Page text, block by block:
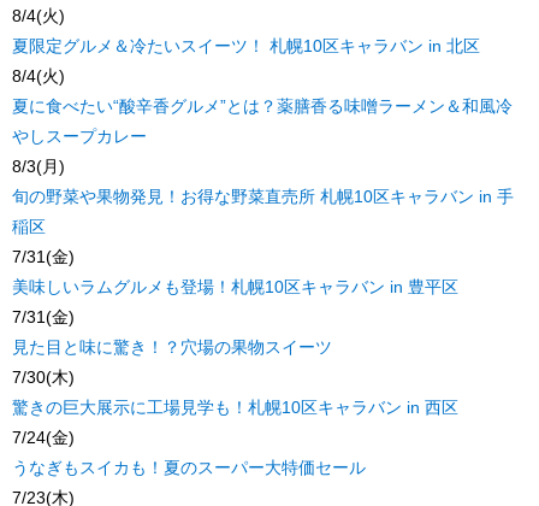
8/4(火)
夏限定グルメ＆冷たいスイーツ！ 札幌10区キャラバン in 北区
8/4(火)
夏に食べたい“酸辛香グルメ”とは？薬膳香る味噌ラーメン＆和風冷
やしスープカレー
8/3(月)
旬の野菜や果物発見！お得な野菜直売所 札幌10区キャラバン in 手
稲区
7/31(金)
美味しいラムグルメも登場！札幌10区キャラバン in 豊平区
7/31(金)
見た目と味に驚き！？穴場の果物スイーツ
7/30(木)
驚きの巨大展示に工場見学も！札幌10区キャラバン in 西区
7/24(金)
うなぎもスイカも！夏のスーパー大特価セール
7/23(木)